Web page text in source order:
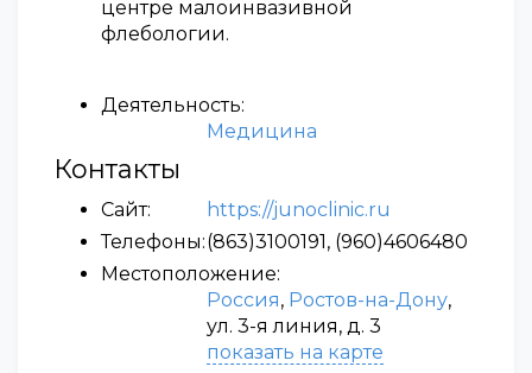
центре малоинвазивной
флебологии.
Деятельность:
Медицина
Контакты
Сайт:
https://junoclinic.ru
Телефоны:(863)3100191, (960)4606480
Местоположение:
Россия, Ростов-на-Дону,
ул. 3-я линия, д. 3
показать на карте